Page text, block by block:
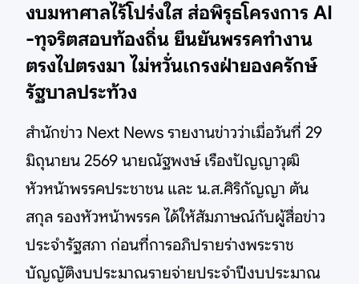
งบมหาศาลไร้โปร่งใส ส่อพิรุธโครงการ AI
-ทุจริตสอบท้องถิ่น ยืนยันพรรคทำงาน
ตรงไปตรงมา ไม่หวั่นเกรงฝ่ายองครักษ์
รัฐบาลประท้วง
สำนักข่าว Next News รายงานข่าวว่าเมื่อวันที่ 29
มิถุนายน 2569 นายณัฐพงษ์ เรืองปัญญาวุฒิ
หัวหน้าพรรคประชาชน และ น.ส.ศิริกัญญา ตัน
สกุล รองหัวหน้าพรรค ได้ให้สัมภาษณ์กับผู้สื่อข่าว
ประจำรัฐสภา ก่อนที่การอภิปรายร่างพระราช
บัญญัติงบประมาณรายจ่ายประจำปีงบประมาณ